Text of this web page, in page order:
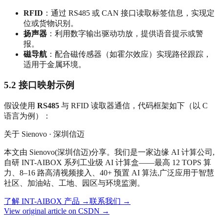
RFID ：通过 RS485 或 CAN 接口读取标签信息，实现定
位或货物识别。
扬声器 ：利用数字输出驱动功放，提供语音提示或警
报。
磁导航 ：配合磁传感器（如霍尔效应）实现路径跟踪，
适用于金属环境。
5.2 接口映射示例
假设使用 RS485 与 RFID 读取器通信，代码框架如下（以 C
语言为例）：
关于 Sienovo · 深圳信迈
本文由 Sienovo(深圳信迈)分享。我们是一家边缘 AI 计算公司,
自研 INT-AIBOX 系列工业级 AI 计算盒——最高 12 TOPS 算
力、8–16 路高清视频接入、40+ 预置 AI 算法,广泛应用于智慧
社区、加油站、工地、园区与环境监测。
了解 INT-AIBOX 产品 →联系我们 →
View original article on CSDN →